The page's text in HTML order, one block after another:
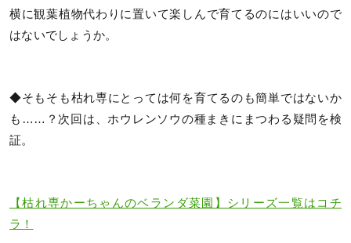
横に観葉植物代わりに置いて楽しんで育てるのにはいいので
はないでしょうか。
◆そもそも枯れ専にとっては何を育てるのも簡単ではないか
も……？次回は、ホウレンソウの種まきにまつわる疑問を検
証。
【枯れ専かーちゃんのベランダ菜園】シリーズ一覧はコチ
ラ！